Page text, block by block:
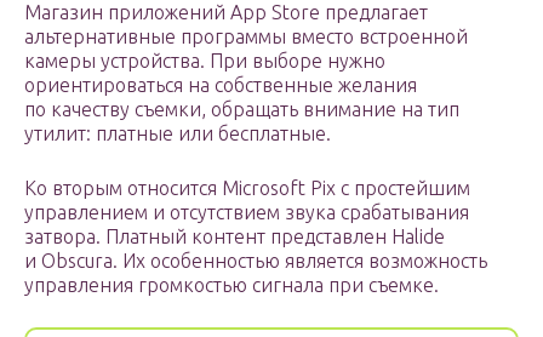
Магазин приложений App Store предлагает
альтернативные программы вместо встроенной
камеры устройства. При выборе нужно
ориентироваться на собственные желания
по качеству съемки, обращать внимание на тип
утилит: платные или бесплатные.
Ко вторым относится Microsoft Pix с простейшим
управлением и отсутствием звука срабатывания
затвора. Платный контент представлен Halide
и Obscura. Их особенностью является возможность
управления громкостью сигнала при съемке.